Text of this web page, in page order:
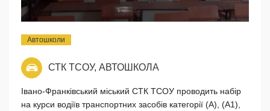
Автошколи
СТК ТСОУ, АВТОШКОЛА
Івано-Франківський міський СТК ТСОУ проводить набір
на курси водіїв транспортних засобів категорії (А), (А1),